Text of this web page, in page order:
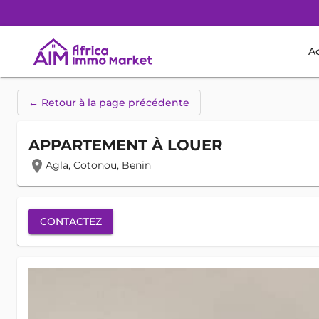
← Retour à la page précédente
APPARTEMENT À LOUER
location_on Agla, Cotonou, Benin
CONTACTEZ